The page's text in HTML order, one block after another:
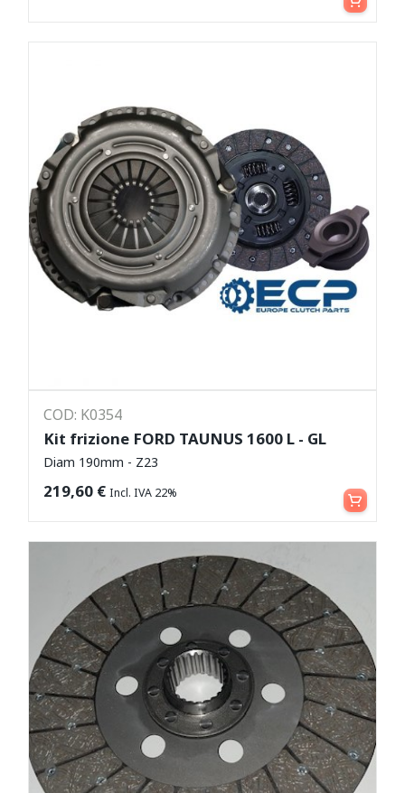
COD: K0354
Kit frizione FORD TAUNUS 1600 L - GL
Diam 190mm - Z23
219,60 € Incl. IVA 22% Aggiungi al carrello